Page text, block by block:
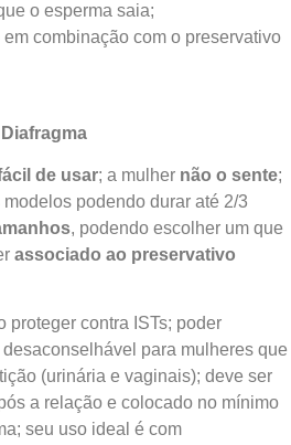
o esperma saia;
combinação com o preservativo
Diafragma
de usar; a mulher não o sente;
modelos podendo durar até 2/3
, podendo escolher um que
associado ao preservativo
proteger contra ISTs; poder
para mulheres que
(urinária e vaginais); deve ser
a relação e colocado no mínimo
seu uso ideal é com